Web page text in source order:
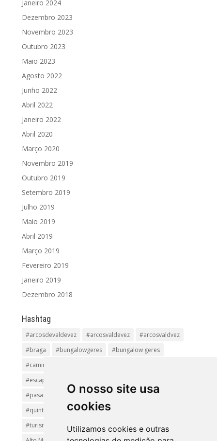
O nosso site usa
cookies
Utilizamos cookies e outras
Janeiro 2024
Dezembro 2023
Novembro 2023
Outubro 2023
Maio 2023
Agosto 2022
Junho 2022
Abril 2022
Janeiro 2022
Abril 2020
Março 2020
Novembro 2019
Outubro 2019
Setembro 2019
Julho 2019
Maio 2019
Abril 2019
Março 2019
Fevereiro 2019
Janeiro 2019
Dezembro 2018
Hashtag
#arcosdevaldevez #arcosvaldevez
#arcosvaldvez
#braga
#bungalowgeres
#bungalow geres
#caminhadas
#escapadinha
#pasadiços
#passadiçosdovez
#penedageres
#quintalamosa
#religião
#turismoreligioso
#turismorural
#vianadocastelo